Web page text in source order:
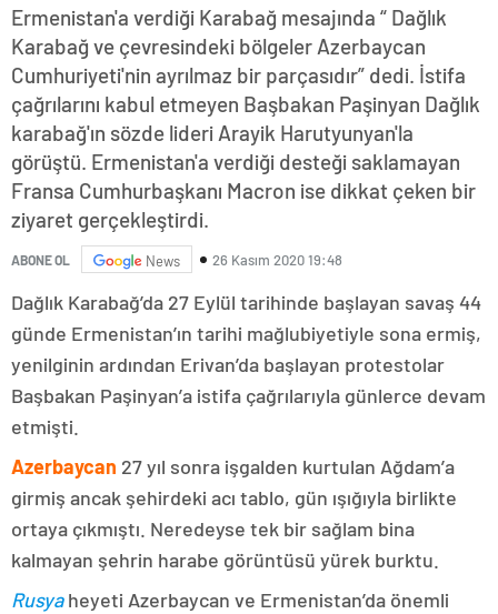
Ermenistan'a verdiği Karabağ mesajında “ Dağlık
Karabağ ve çevresindeki bölgeler Azerbaycan
Cumhuriyeti'nin ayrılmaz bir parçasıdır” dedi. İstifa
çağrılarını kabul etmeyen Başbakan Paşinyan Dağlık
karabağ'ın sözde lideri Arayik Harutyunyan'la
görüştü. Ermenistan'a verdiği desteği saklamayan
Fransa Cumhurbaşkanı Macron ise dikkat çeken bir
ziyaret gerçekleştirdi.
ABONE OL News 26 Kasım 2020 19:48
Dağlık Karabağ’da 27 Eylül tarihinde başlayan savaş 44
günde Ermenistan’ın tarihi mağlubiyetiyle sona ermiş,
yenilginin ardından Erivan’da başlayan protestolar
Başbakan Paşinyan’a istifa çağrılarıyla günlerce devam
etmişti.
Azerbaycan 27 yıl sonra işgalden kurtulan Ağdam’a
girmiş ancak şehirdeki acı tablo, gün ışığıyla birlikte
ortaya çıkmıştı. Neredeyse tek bir sağlam bina
kalmayan şehrin harabe görüntüsü yürek burktu.
Rusyaheyeti Azerbaycan ve Ermenistan’da önemli